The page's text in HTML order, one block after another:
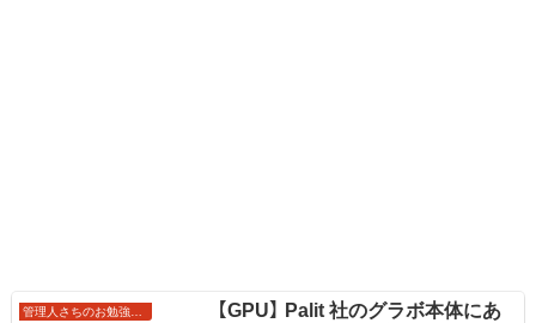
【GPU】 Palit 社のグラボ本体にあ